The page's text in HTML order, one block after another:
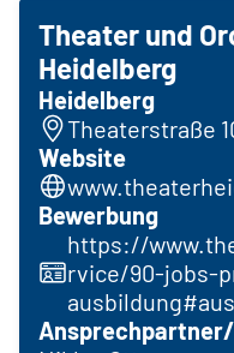
Theater und
Heidelberg
Heidelberg
Theaterstraße
Website
Bewerbung
https://
rvice/90-jobs-